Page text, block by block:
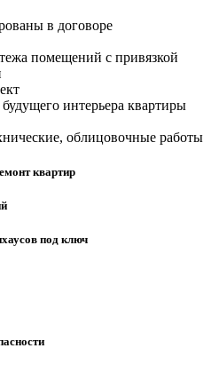
в договоре
помещений с привязкой
интерьера квартиры
облицовочные работы
квартир
под ключ